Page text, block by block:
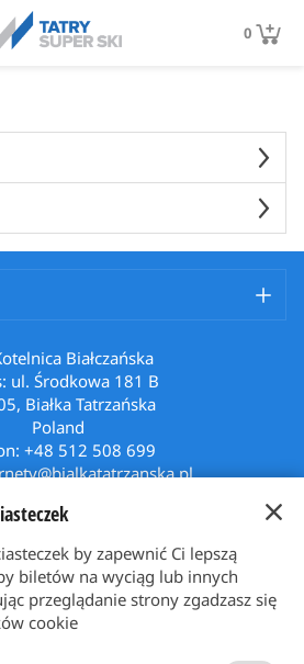
0
Białczańska
ul. Środkowa 181 B
Białka Tatrzańska
Poland
+48 512 508 699
do strony głównej
PŁATNOŚCI
by zapewnić Ci lepszą
biletów na wyciąg lub innych
przeglądanie strony zgadzasz się
cookie